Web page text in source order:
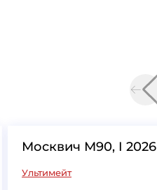
Москвич М90, I 2026
Ультимейт